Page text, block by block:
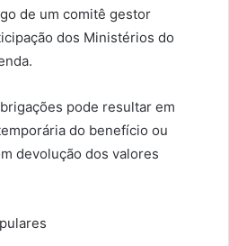
de um comitê gestor
dos Ministérios do
pode resultar em
do benefício ou
devolução dos valores